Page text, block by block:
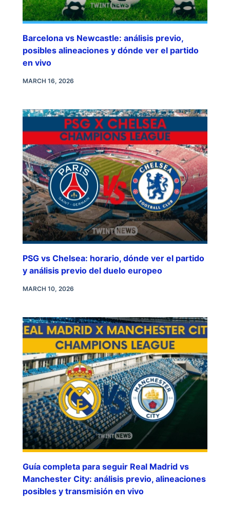
Barcelona vs Newcastle: análisis previo,
posibles alineaciones y dónde ver el partido
en vivo
MARCH 16, 2026
PSG vs Chelsea: horario, dónde ver el partido
y análisis previo del duelo europeo
MARCH 10, 2026
Guía completa para seguir Real Madrid vs
Manchester City: análisis previo, alineaciones
posibles y transmisión en vivo